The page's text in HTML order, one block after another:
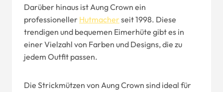
Darüber hinaus ist Aung Crown ein
professioneller Hutmacher seit 1998. Diese
trendigen und bequemen Eimerhüte gibt es in
einer Vielzahl von Farben und Designs, die zu
jedem Outfit passen.
Die Strickmützen von Aung Crown sind ideal für